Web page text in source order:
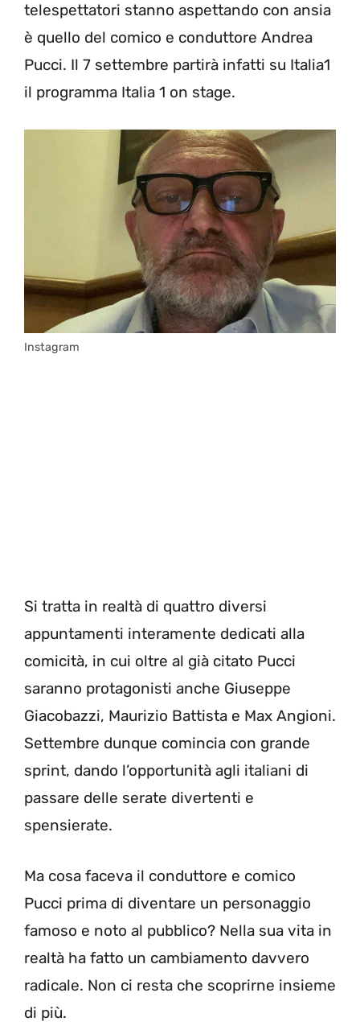
telespettatori stanno aspettando con ansia
è quello del comico e conduttore Andrea
Pucci. Il 7 settembre partirà infatti su Italia1
il programma Italia 1 on stage.
Instagram
Si tratta in realtà di quattro diversi
appuntamenti interamente dedicati alla
comicità, in cui oltre al già citato Pucci
saranno protagonisti anche Giuseppe
Giacobazzi, Maurizio Battista e Max Angioni.
Settembre dunque comincia con grande
sprint, dando l’opportunità agli italiani di
passare delle serate divertenti e
spensierate.
Ma cosa faceva il conduttore e comico
Pucci prima di diventare un personaggio
famoso e noto al pubblico? Nella sua vita in
realtà ha fatto un cambiamento davvero
radicale. Non ci resta che scoprirne insieme
di più.